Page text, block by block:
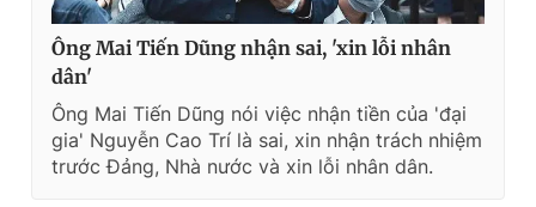
Ông Mai Tiến Dũng nhận sai, 'xin lỗi nhân
dân'
Ông Mai Tiến Dũng nói việc nhận tiền của 'đại
gia' Nguyễn Cao Trí là sai, xin nhận trách nhiệm
trước Đảng, Nhà nước và xin lỗi nhân dân.